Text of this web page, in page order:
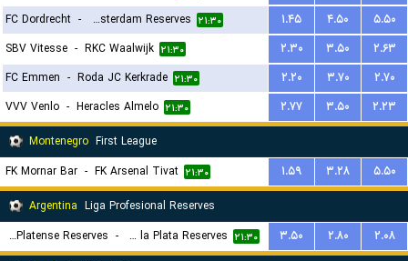
FC Dordrecht - Ajax Amsterdam Reserves ۲۱:۳۰ ۱.۴۵ ۴.۵۰
۵.۵۰
SBV Vitesse - RKC Waalwijk ۲۱:۳۰ ۲.۳۰ ۳.۵۰
۲.۶۳
FC Emmen - Roda JC Kerkrade ۲۱:۳۰ ۲.۲۰ ۳.۷۰
۲.۷۰
VVV Venlo - Heracles Almelo ۲۱:۳۰ ۲.۷۷ ۳.۵۰
۲.۲۳
Montenegro First League
FK Mornar Bar - FK Arsenal Tivat ۲۱:۳۰ ۱.۵۹ ۳.۲۸
۵.۵۰
Argentina Liga Profesional Reserves
CA Platense Reserves
- Estudiantes de la Plata Reserves ۲۱:۳۰ ۳.۵۰ ۲.۸۰
۲.۰۸